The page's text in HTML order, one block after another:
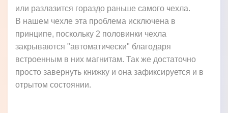
или разлазится гораздо раньше самого чехла.
В нашем чехле эта проблема исключена в
принципе, поскольку 2 половинки чехла
закрываются "автоматически" благодаря
встроенным в них магнитам. Так же достаточно
просто завернуть книжку и она зафиксируется и в
отрытом состоянии.